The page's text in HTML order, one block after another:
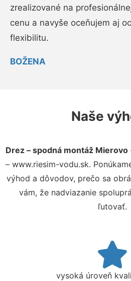
zrealizované na
cenu a navyše oceňujem aj
flexibilitu.
BOŽENA
Naše
Drez – spodná montáž Mierovo
– www.riesim-vodu.sk.
výhod a dôvodov, prečo sa
vám, že nadviazanie
ľutovať.
vysoká úroveň